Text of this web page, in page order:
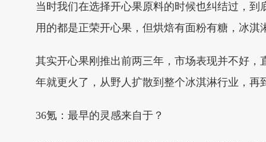
当时我们在选择开心果原料的时候也纠结过，
用的都是正荣开心果，但烘焙有面粉有糖，冰
其实开心果刚推出前两三年，市场表现并不好，
年就更火了，从野人扩散到整个冰淇淋行业，
36氪：最早的灵感来自于？